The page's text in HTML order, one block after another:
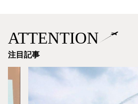
ATTENTION
注目記事